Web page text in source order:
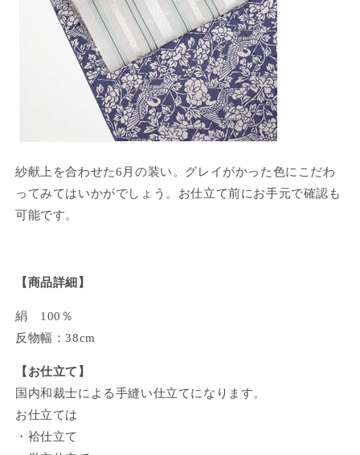
紗献上を合わせた6月の装い。グレイがかった色にこだわ
ってみてはいかがでしょう。お仕立て前にお手元で確認も
可能です。
【商品詳細】
絹 100％
反物幅：38cm
【お仕立て】
国内和裁士による手縫い仕立てになります。
お仕立ては
・袷仕立て